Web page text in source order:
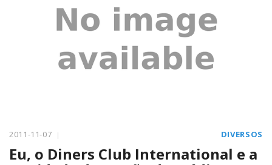
2011-11-07 DIVERSOS
Eu, o Diners Club International e a